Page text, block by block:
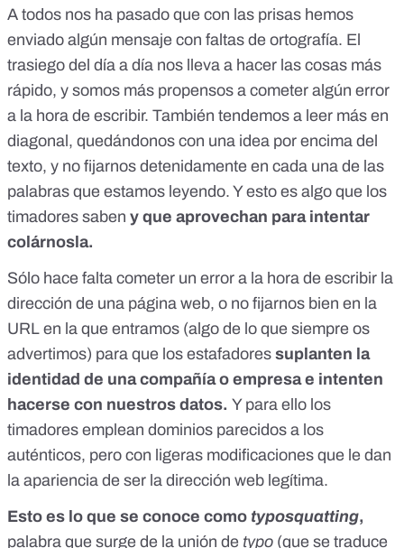
A todos nos ha pasado que con las prisas hemos
enviado algún mensaje con faltas de ortografía. El
trasiego del día a día nos lleva a hacer las cosas más
rápido, y somos más propensos a cometer algún error
a la hora de escribir. También tendemos a leer más en
diagonal, quedándonos con una idea por encima del
texto, y no fijarnos detenidamente en cada una de las
palabras que estamos leyendo. Y esto es algo que los
timadores saben y que aprovechan para intentar
colárnosla.
Sólo hace falta cometer un error a la hora de escribir la
dirección de una página web, o no fijarnos bien en la
URL en la que entramos (algo de lo que siempre os
advertimos) para que los estafadores suplanten la
identidad de una compañía o empresa e intenten
hacerse con nuestros datos. Y para ello los
timadores emplean dominios parecidos a los
auténticos, pero con ligeras modificaciones que le dan
la apariencia de ser la dirección web legítima.
Esto es lo que se conoce como typosquatting,
palabra que surge de la unión de typo (que se traduce